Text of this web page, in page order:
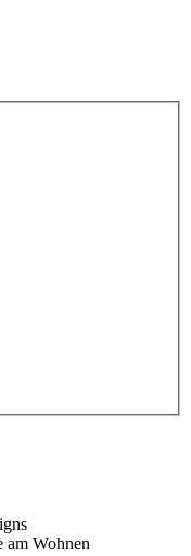
Wohnen